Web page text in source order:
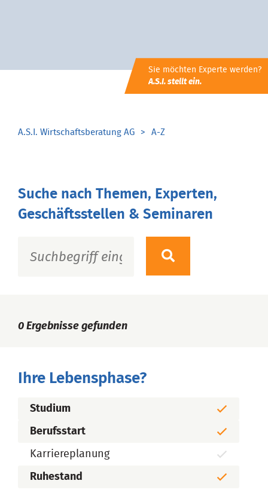
Sie möchten Experte werden?
A.S.I. stellt ein.
A.S.I. Wirtschaftsberatung AG A-Z
Suche nach Themen, Experten,
Geschäftsstellen & Seminaren
0 Ergebnisse gefunden
Ihre Lebensphase?
Studium
Berufsstart
Karriereplanung
Ruhestand